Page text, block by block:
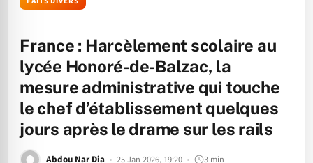
France : Harcèlement scolaire au
lycée Honoré-de-Balzac, la
mesure administrative qui touche
le chef d’établissement quelques
jours après le drame sur les rails
Abdou Nar Dia 25 Jan 2026, 19:20 3 min